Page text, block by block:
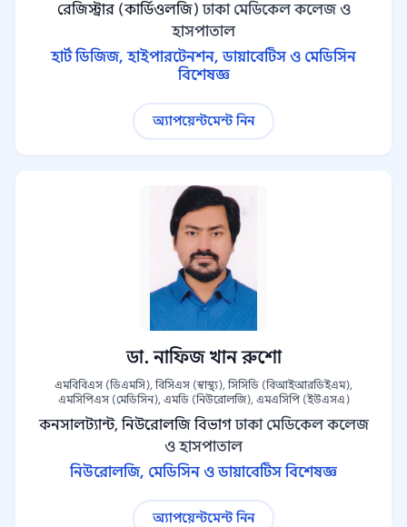
রেজিস্ট্রার (কার্ডিওলজি) ঢাকা মেডিকেল কলেজ ও
হাসপাতাল
হার্ট ডিজিজ, হাইপারটেনশন, ডায়াবেটিস ও মেডিসিন
বিশেষজ্ঞ
অ্যাপয়েন্টমেন্ট নিন
ডা. নাফিজ খান রুশো
এমবিবিএস (ডিএমসি), বিসিএস (স্বাস্থ্য), সিসিডি (বিআইআরডিইএম),
এমসিপিএস (মেডিসিন), এমডি (নিউরোলজি), এমএসিপি (ইউএসএ)
কনসালট্যান্ট, নিউরোলজি বিভাগ ঢাকা মেডিকেল কলেজ
ও হাসপাতাল
নিউরোলজি, মেডিসিন ও ডায়াবেটিস বিশেষজ্ঞ
অ্যাপয়েন্টমেন্ট নিন